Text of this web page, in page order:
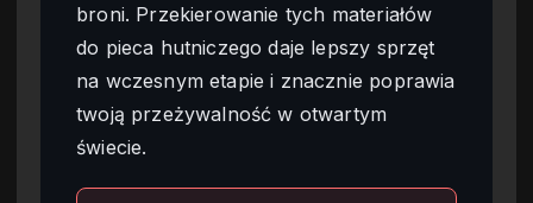
broni. Przekierowanie tych materiałów
do pieca hutniczego daje lepszy sprzęt
na wczesnym etapie i znacznie poprawia
twoją przeżywalność w otwartym
świecie.